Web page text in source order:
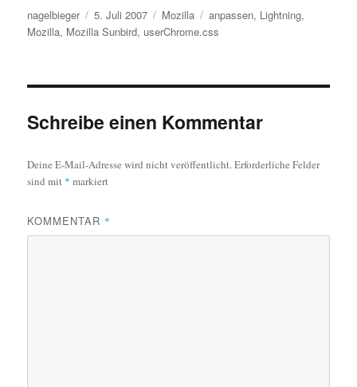
Autor
nagelbieger
Veröffentlicht
am
5. Juli 2007 Kategorien
Mozilla Schlagwörter
anpassen, Lightning,
Mozilla, Mozilla Sunbird, userChrome.css
Schreibe einen Kommentar
Deine E-Mail-Adresse wird nicht veröffentlicht.Erforderliche Felder
sind mit * markiert
KOMMENTAR *